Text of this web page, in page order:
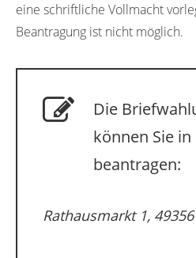
eine schriftliche Vollmacht
Beantragung ist nicht möglich.
Die
können Sie
beantragen:
Rathausmarkt 1,